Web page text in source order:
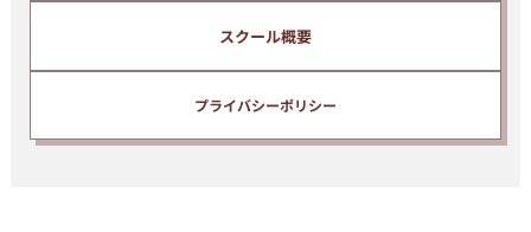
スクール概要
プライバシーポリシー